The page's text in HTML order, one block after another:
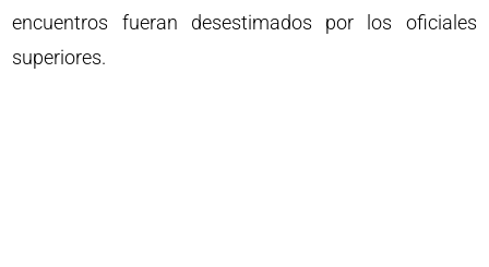
encuentros fueran desestimados por los oficiales
superiores.